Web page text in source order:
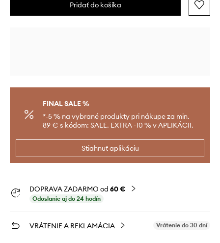
Pridať do košíka
FINAL SALE %
*-5 % na vybrané produkty pri nákupe za min.
89 € s kódom: SALE. EXTRA -10 % v APLIKÁCII.
Stiahnuť aplikáciu
DOPRAVA ZADARMO od 60 €
Odoslanie aj do 24 hodín
VRÁTENIE A REKLAMÁCIA Vrátenie do 30 dní